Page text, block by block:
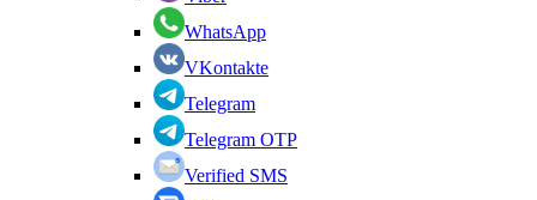
WhatsApp
VKontakte
Telegram
Telegram OTP
Verified SMS